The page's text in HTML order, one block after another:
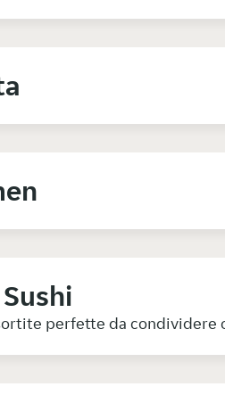
perfette da condividere